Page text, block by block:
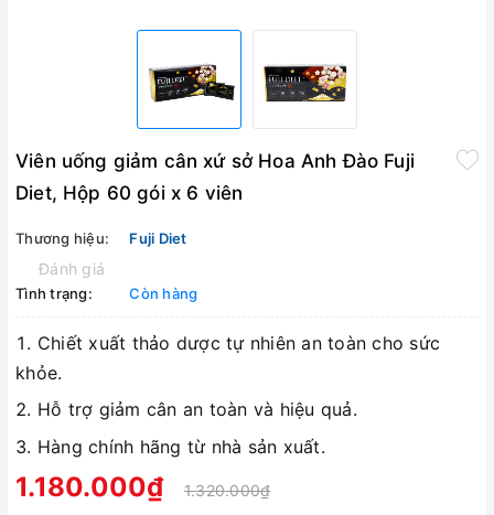
Viên uống giảm cân xứ sở Hoa Anh Đào Fuji
Diet, Hộp 60 gói x 6 viên
Thương hiệu: Fuji Diet
Đánh giá
Tình trạng: Còn hàng
Chiết xuất thảo dược tự nhiên an toàn cho sức
khỏe.
Hỗ trợ giảm cân an toàn và hiệu quả.
Hàng chính hãng từ nhà sản xuất.
1.180.000₫
1.320.000₫